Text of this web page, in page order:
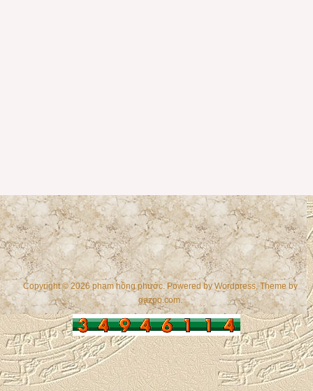
Copyright © 2026 phạm hồng phước. Powered byWordpress, Theme by
gazpo.com.